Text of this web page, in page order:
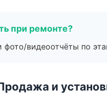
при ремонте?
видеоотчёты по
и